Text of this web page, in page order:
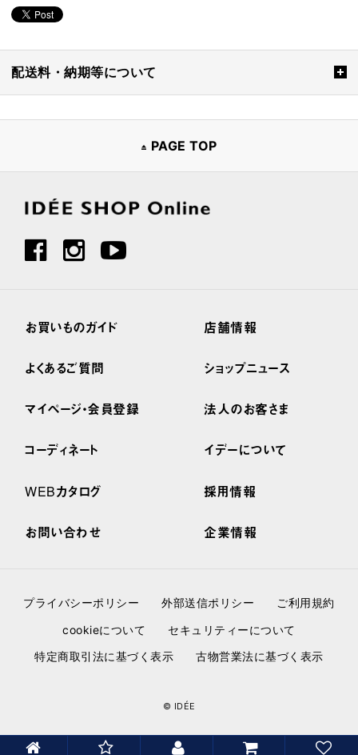
配送料・納期等について
PAGE TOP
お買いものガイド
よくあるご質問
マイページ・会員登録
コーディネート
WEBカタログ
お問い合わせ
店舗情報
ショップニュース
法人のお客さま
イデーについて
採用情報
企業情報
プライバシーポリシー 外部送信ポリシー
ご利用規約
cookieについて
セキュリティーについて
特定商取引法に基づく表示
古物営業法に基づく表示
© IDÉE